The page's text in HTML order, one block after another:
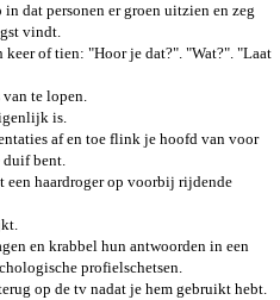
dat personen er groen uitzien en zeg
vindt.
keer of tien: "Hoor je dat?". "Wat?". "Laat
te lopen.
is.
af en toe flink je hoofd van voor
duif bent.
haardroger op voorbij rijdende
en krabbel hun antwoorden in een
profielschetsen.
op de tv nadat je hem gebruikt hebt.